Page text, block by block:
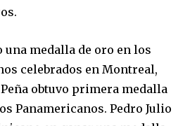
una medalla de oro en los
celebrados en Montreal,
Peña obtuvo primera medalla
Panamericanos. Pedro Julio